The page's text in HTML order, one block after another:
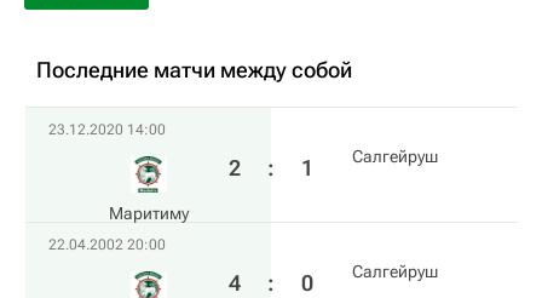
Последние матчи между собой
23.12.2020 14:00
Маритиму
2 : 1 Салгейруш
22.04.2002 20:00
4 : 0 Салгейруш